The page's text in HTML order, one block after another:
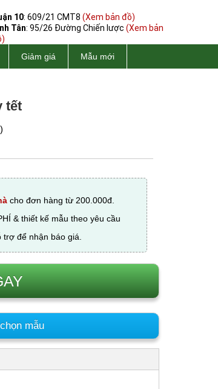
10: 609/21 CMT8 (Xem bản đồ)
Tân: 95/26 Đường Chiến lược (Xem bản
Giảm giá Mẫu mới
tết
cho đơn hàng từ 200.000đ.
& thiết kế mẫu theo yêu cầu
để nhận báo giá.
mẫu